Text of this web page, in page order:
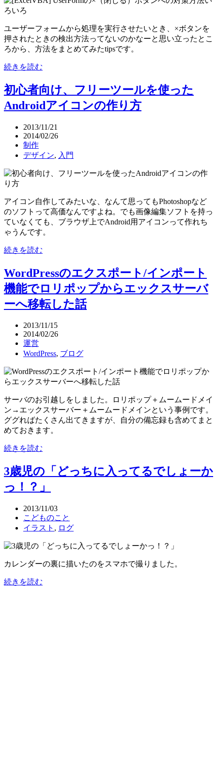
ユーザーフォームから処理を実行させたいとき、×ボタンを
押されたときの検出方法ってないのかなーと思い立ったとこ
ろから、方法をまとめてみたtipsです。
続きを読む
初心者向け、フリーツールを使った
Androidアイコンの作り方
2013/11/21
2014/02/26
制作
デザイン, 入門
アイコン自作してみたいな、なんて思ってもPhotoshopなど
のソフトって高価なんですよね。でも画像編集ソフトを持っ
ていなくても、ブラウザ上でAndroid用アイコンって作れち
ゃうんです。
続きを読む
WordPressのエクスポート/インポート
機能でロリポップからエックスサーバ
ーへ移転した話
2013/11/15
2014/02/26
運営
WordPress, ブログ
サーバのお引越しをしました。ロリポップ＋ムームードメイ
ン→エックスサーバー＋ムームードメインという事例です。
ググればたくさん出てきますが、自分の備忘録も含めてまと
めておきます。
続きを読む
3歳児の「どっちに入ってるでしょーか
っ！？」
2013/11/03
こどものこと
イラスト , ログ
カレンダーの裏に描いたのをスマホで撮りました。
続きを読む